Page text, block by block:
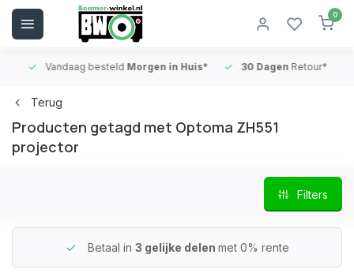
0
Vandaag besteldMorgen in Huis* 30 DagenRetour*
Terug
Producten getagd met Optoma ZH551
projector
Filters
Betaal in 3 gelijke delen met 0% rente